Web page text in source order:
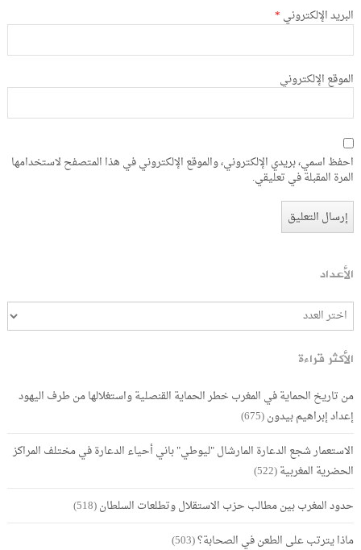
البريد الإلكتروني *
الموقع الإلكتروني
احفظ اسمي، بريدي الإلكتروني، والموقع الإلكتروني في هذا المتصفح لاستخدامها
المرة المقبلة في تعليقي.
الأعداد
الأكثر قراءة
من تاريخ الحماية في المغرب خطر الحماية القنصلية واستغلالها من طرف اليهود
إعداد إبراهيم بيدون(675)
الاستعمار شجع الدعارة المارشال "ليوطي" باني أحياء الدعارة في مختلف المراكز
الحضرية المغربية(522)
حدود المغرب بين مطالب حزب الاستقلال وتطلعات السلطان(518)
ماذا يترتب على الطعن في الصحابة؟(503)